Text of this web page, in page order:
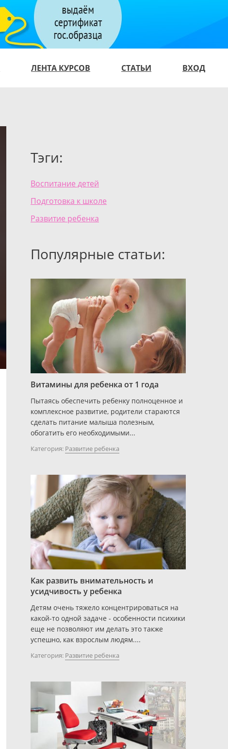
ЛЕНТА КУРСОВ СТАТЬИ ВХОД
Тэги:
Воспитание детей
Подготовка к школе
Развитие ребенка
Популярные статьи:
Витамины для ребенка от 1 года
Пытаясь обеспечить ребенку полноценное и
комплексное развитие, родители стараются
сделать питание малыша полезным,
обогатить его необходимыми...
Категория: Развитие ребенка
Как развить внимательность и
усидчивость у ребенка
Детям очень тяжело концентрироваться на
какой-то одной задаче - особенности психики
еще не позволяют им делать это также
успешно, как взрослым людям....
Категория: Развитие ребенка